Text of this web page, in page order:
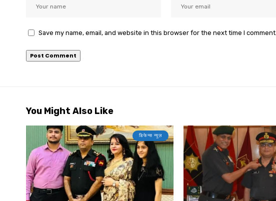
Save my name, email, and website in this browser for the next time I comment.
You Might Also Like
डिफेन्स न्यूज़